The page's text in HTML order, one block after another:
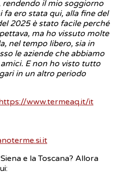
rendendo il mio soggiorno
ero stata qui, alla fine del
2025 è stato facile perché
ma ho vissuto molte
nel tempo libero, sia in
le aziende che abbiamo
E non ho visto tutto
in un altro periodo
www.termeaq.it/it
e la Toscana? Allora